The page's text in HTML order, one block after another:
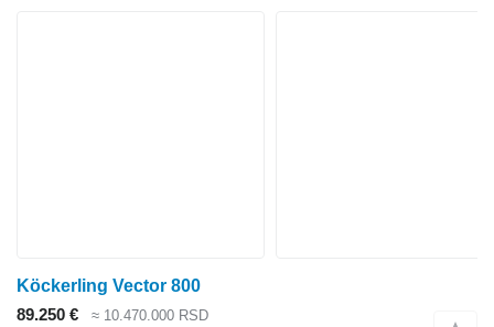
Köckerling Vector 800
89.250 €
≈ 10.470.000 RSD